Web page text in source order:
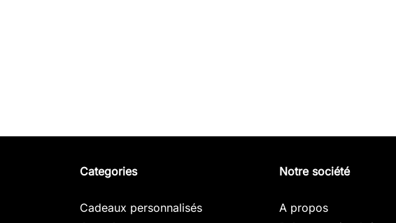
Categories
Cadeaux personnalisés
Notre société
A propos